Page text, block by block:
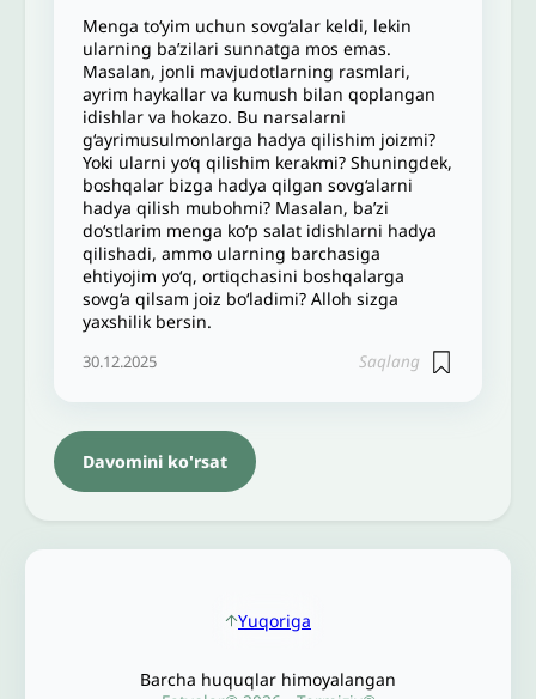
Menga to‘yim uchun sovg‘alar keldi, lekin
ularning ba’zilari sunnatga mos emas.
Masalan, jonli mavjudotlarning rasmlari,
ayrim haykallar va kumush bilan qoplangan
idishlar va hokazo. Bu narsalarni
g‘ayrimusulmonlarga hadya qilishim joizmi?
Yoki ularni yo‘q qilishim kerakmi? Shuningdek,
boshqalar bizga hadya qilgan sovg‘alarni
hadya qilish mubohmi? Masalan, ba’zi
do‘stlarim menga ko‘p salat idishlarni hadya
qilishadi, ammo ularning barchasiga
ehtiyojim yoʻq, ortiqchasini boshqalarga
sovg‘a qilsam joiz boʻladimi? Alloh sizga
yaxshilik bersin.
30.12.2025 Saqlang
Davomini ko'rsat
Yuqoriga
Barcha huquqlar himoyalangan